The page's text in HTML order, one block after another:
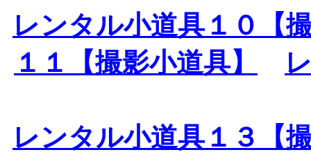
レンタル小道具１０【
１１【撮影小道具】
レンタル小道具１３【